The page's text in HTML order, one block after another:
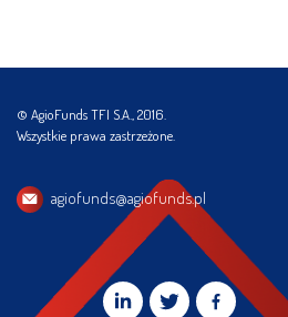
© AgioFunds TFI S.A., 2016.
Wszystkie prawa zastrzeżone.
agiofunds@agiofunds.pl